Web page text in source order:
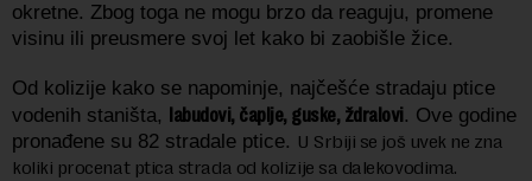
okretne. Zbog toga ne mogu brzo da reaguju, promene
visinu ili preusmere svoj let kako bi zaobišle žice.
Od kolizije kako se napominje, najčešće stradaju ptice
vodenih staništa,
labudovi, čaplje, guske, ždralovi. Ove godine
pronađene su 82 stradale ptice. U Srbiji se još uvek ne zna
koliki procenat ptica strada od kolizije sa dalekovodima.